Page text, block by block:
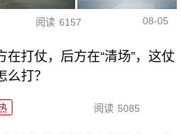
阅读 6157 08-05
在打仗，后方在“清场”，这仗
么打？
阅读 5085